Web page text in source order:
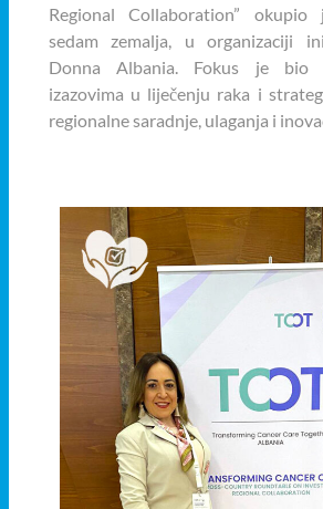
Regional Collaboration” okupio
sedam zemalja, u organizaciji
Donna Albania. Fokus je bio
izazovima u liječenju raka i
regionalne saradnje, ulaganja i